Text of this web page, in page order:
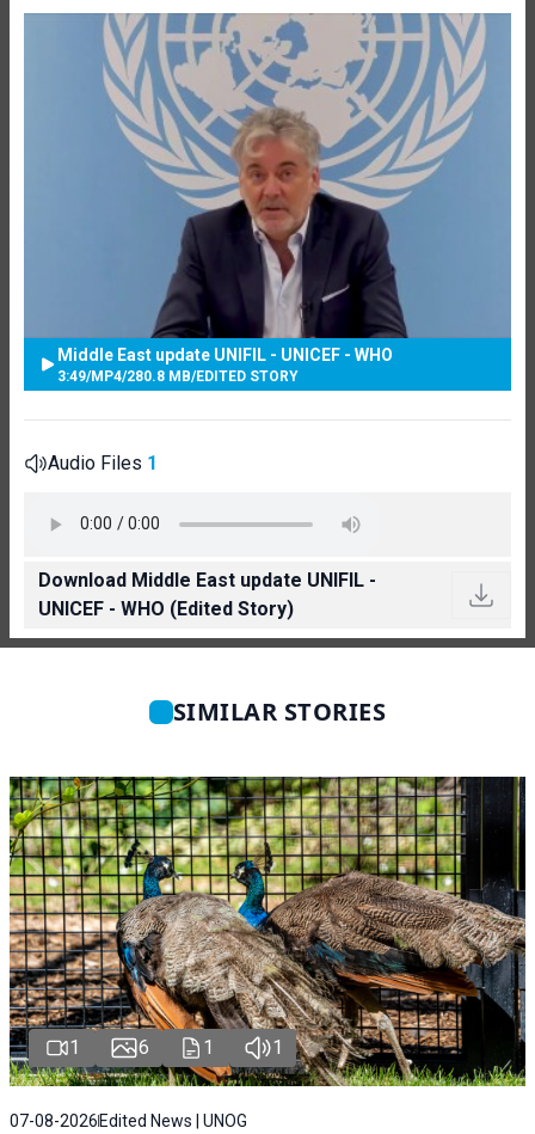
Middle East update UNIFIL - UNICEF - WHO
3:49/MP4/280.8 MB/EDITED STORY
Audio Files 1
Download Middle East update UNIFIL -
UNICEF - WHO (Edited Story)
SIMILAR STORIES
1 6 1 1
07-08-2026 Edited News | UNOG